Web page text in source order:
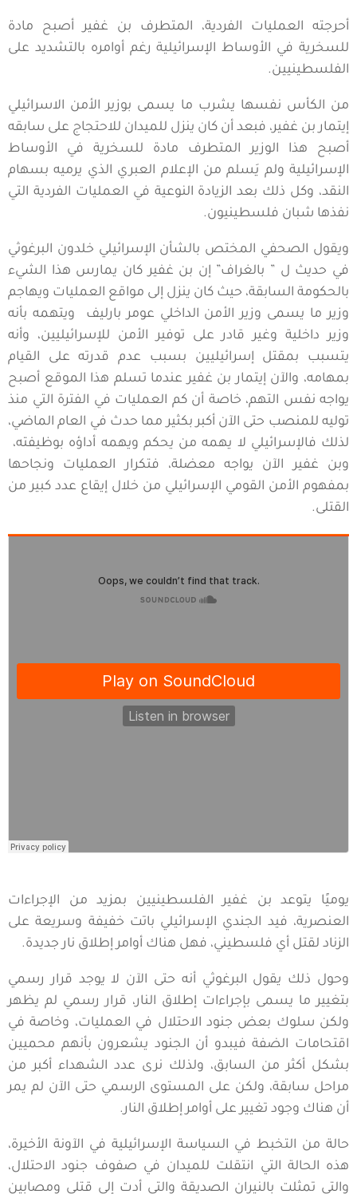
أحرجته العمليات الفردية، المتطرف بن غفير أصبح مادة
للسخرية في الأوساط الإسرائيلية رغم أوامره بالتشديد على
الفلسطينيين.
من الكأس نفسها يشرب ما يسمى بوزير الأمن الاسرائيلي
إيتمار بن غفير، فبعد أن كان ينزل للميدان للاحتجاج على سابقه
أصبح هذا الوزير المتطرف مادة للسخرية في الأوساط
الإسرائيلية ولم يَسلم من الإعلام العبري الذي يرميه بسهام
النقد، وكل ذلك بعد الزيادة النوعية في العمليات الفردية التي
نفذها شبان فلسطينيون.
ويقول الصحفي المختص بالشأن الإسرائيلي خلدون البرغوثي
في حديث ل ” بالغراف” إن بن غفير كان يمارس هذا الشيء
بالحكومة السابقة، حيث كان ينزل إلى مواقع العمليات ويهاجم
وزير ما يسمى وزير الأمن الداخلي عومر بارليف ويتهمه بأنه
وزير داخلية وغير قادر على توفير الأمن للإسرائيليين، وأنه
يتسبب بمقتل إسرائيليين بسبب عدم قدرته على القيام
بمهامه، والآن إيتمار بن غفير عندما تسلم هذا الموقع أصبح
يواجه نفس التهم، خاصة أن كم العمليات في الفترة التي منذ
توليه للمنصب حتى الآن أكبر بكثير مما حدث في العام الماضي،
لذلك فالإسرائيلي لا يهمه من يحكم ويهمه أداؤه بوظيفته،
وبن غفير الآن يواجه معضلة، فتكرار العمليات ونجاحها
بمفهوم الأمن القومي الإسرائيلي من خلال إيقاع عدد كبير من
القتلى.
يوميًا يتوعد بن غفير الفلسطينيين بمزيد من الإجراءات
العنصرية، فيد الجندي الإسرائيلي باتت خفيفة وسريعة على
الزناد لقتل أي فلسطيني، فهل هناك أوامر إطلاق نار جديدة.
وحول ذلك يقول البرغوثي أنه حتى الآن لا يوجد قرار رسمي
بتغيير ما يسمى بإجراءات إطلاق النار، قرار رسمي لم يظهر
ولكن سلوك بعض جنود الاحتلال في العمليات، وخاصة في
اقتحامات الضفة فيبدو أن الجنود يشعرون بأنهم محميين
بشكل أكثر من السابق، ولذلك نرى عدد الشهداء أكبر من
مراحل سابقة، ولكن على المستوى الرسمي حتى الآن لم يمر
أن هناك وجود تغيير على أوامر إطلاق النار.
حالة من التخبط في السياسة الإسرائيلية في الآونة الأخيرة،
هذه الحالة التي انتقلت للميدان في صفوف جنود الاحتلال،
والتي تمثلت بالنيران الصديقة والتي أدت إلى قتلى ومصابين